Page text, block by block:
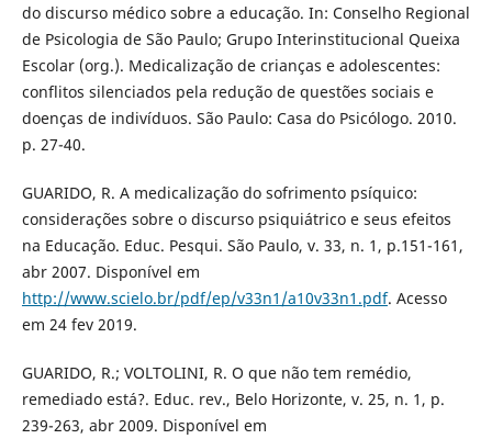
do discurso médico sobre a educação. In: Conselho Regional
de Psicologia de São Paulo; Grupo Interinstitucional Queixa
Escolar (org.). Medicalização de crianças e adolescentes:
conflitos silenciados pela redução de questões sociais e
doenças de indivíduos. São Paulo: Casa do Psicólogo. 2010.
p. 27-40.
GUARIDO, R. A medicalização do sofrimento psíquico:
considerações sobre o discurso psiquiátrico e seus efeitos
na Educação. Educ. Pesqui. São Paulo, v. 33, n. 1, p.151-161,
abr 2007. Disponível em
http://www.scielo.br/pdf/ep/v33n1/a10v33n1.pdf. Acesso
em 24 fev 2019.
GUARIDO, R.; VOLTOLINI, R. O que não tem remédio,
remediado está?. Educ. rev., Belo Horizonte, v. 25, n. 1, p.
239-263, abr 2009. Disponível em